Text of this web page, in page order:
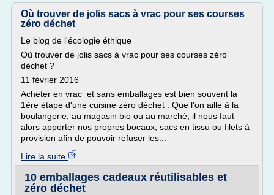
Où trouver de jolis sacs à vrac pour ses courses
zéro déchet
Le blog de l'écologie éthique
Où trouver de jolis sacs à vrac pour ses courses zéro
déchet ?
11 février 2016
Acheter en vrac et sans emballages est bien souvent la
1ère étape d'une cuisine zéro déchet . Que l'on aille à la
boulangerie, au magasin bio ou au marché, il nous faut
alors apporter nos propres bocaux, sacs en tissu ou filets à
provision afin de pouvoir refuser les...
Lire la suite
10 emballages cadeaux réutilisables et
zéro déchet